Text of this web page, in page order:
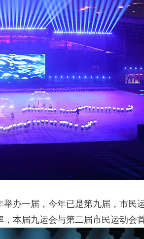
办一届，今年已是第九届，市民
本届九运会与第二届市民运动会首